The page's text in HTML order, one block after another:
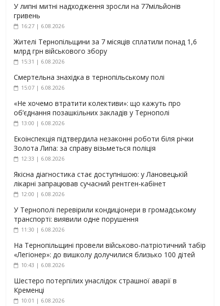
У липні митні надходження зросли на 77мільйонів
гривень
16:27 | 6.08.2026
Жителі Тернопільщини за 7 місяців сплатили понад 1,6
млрд грн військового збору
15:31 | 6.08.2026
Смертельна знахідка в тернопільському полі
15:07 | 6.08.2026
«Не хочемо втратити колективи»: що кажуть про
об’єднання позашкільних закладів у Тернополі
13:00 | 6.08.2026
Екоінспекція підтвердила незаконні роботи біля річки
Золота Липа: за справу візьметься поліція
12:33 | 6.08.2026
Якісна діагностика стає доступнішою: у Лановецькій
лікарні запрацював сучасний рентген-кабінет
12:00 | 6.08.2026
У Тернополі перевірили кондиціонери в громадському
транспорті: виявили одне порушення
11:30 | 6.08.2026
На Тернопільщині провели військово-патріотичний табір
«Легіонер»: до вишколу долучилися близько 100 дітей
10:43 | 6.08.2026
Шестеро потерпілих унаслідок страшної аварії в
Кременці
10:01 | 6.08.2026